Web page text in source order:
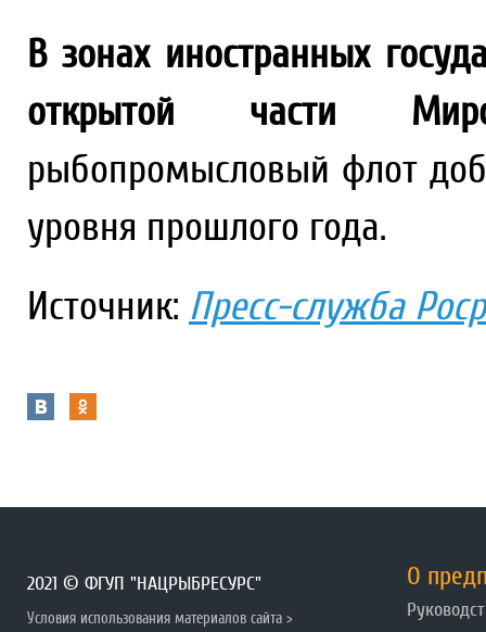
В зонах иностранных
открытой части
рыбопромысловый флот
уровня прошлого года.
Источник: Пресс-служба
2021 © ФГУП "НАЦРЫБРЕСУРС"
Условия использования материалов сайта >
О